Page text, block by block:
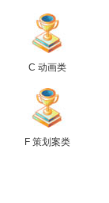
C 动画类
F 策划案类